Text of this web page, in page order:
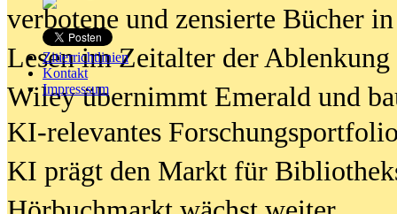
Zitierrichtlinien
Kontakt
Impresssum
verbotene und zensierte Bücher
Lesen im Zeitalter der Ablenkung
Wiley übernimmt Emerald und
KI-relevantes
KI prägt den Markt für